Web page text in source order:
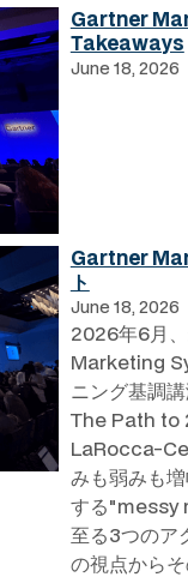
Gartner
Takeaways
June 18, 2026
Gartner
ト
June 18, 2026
2026年6月
Marketing
ニング基調
The Path to
LaRocca-
みも弱みも
する"messy
至る3つのア
の視点から